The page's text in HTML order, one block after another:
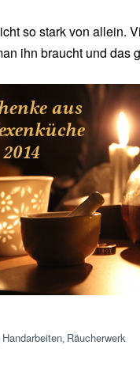
so stark von allein.
ihn braucht und das
Handarbeiten, Räucherwerk